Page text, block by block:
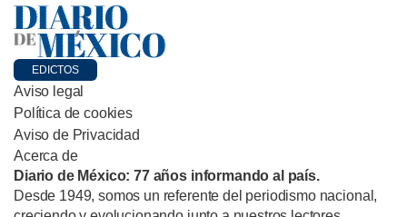
EDICTOS
Aviso legal
Política de cookies
Aviso de Privacidad
Acerca de
Diario de México: 77 años informando al país.
Desde 1949, somos un referente del periodismo nacional,